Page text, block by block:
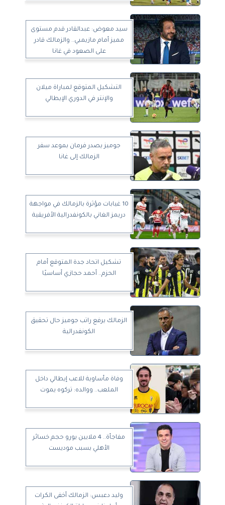
سيد معوض: عبدالقادر قدم مستوى
مميز أمام مازيمبي.. والزمالك قادر
على الصعود في غانا
التشكيل المتوقع لمباراة ميلان
والإنتر في الدوري الإيطالي
جوميز يصدر فرمان بموعد سفر
الزمالك إلى غانا
10 غيابات مؤثرة بالزمالك في مواجهة
دريمز الغاني بالكونفدرالية الأفريقية
تشكيل اتحاد جدة المتوقع أمام
الحزم.. أحمد حجازي أساسيًا
الزمالك يرفع راتب جوميز حال تحقيق
الكونفدرالية
وفاة مأساوية للاعب إيطالي داخل
الملعب.. ووالده: تركوه يموت
مفاجأة.. 4 ملايين يورو حجم خسائر
الأهلي بسبب موديست
وليد دعبس: الزمالك أخفى الكرات